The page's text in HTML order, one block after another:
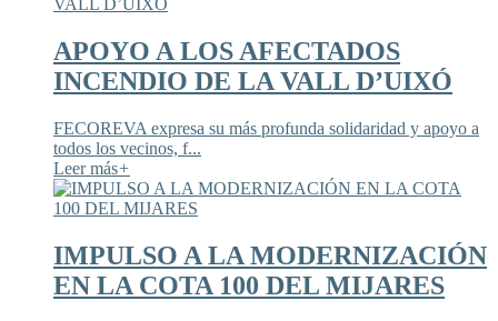
APOYO A LOS AFECTADOS
INCENDIO DE LA VALL D’UIXÓ
FECOREVA expresa su más profunda solidaridad y apoyo a
todos los vecinos, f...
Leer más+
IMPULSO A LA MODERNIZACIÓN
EN LA COTA 100 DEL MIJARES